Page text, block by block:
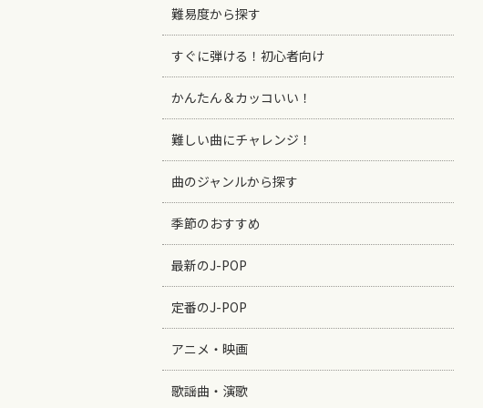
難易度から探す
すぐに弾ける！初心者向け
かんたん＆カッコいい！
難しい曲にチャレンジ！
曲のジャンルから探す
季節のおすすめ
最新のJ-POP
定番のJ-POP
アニメ・映画
歌謡曲・演歌